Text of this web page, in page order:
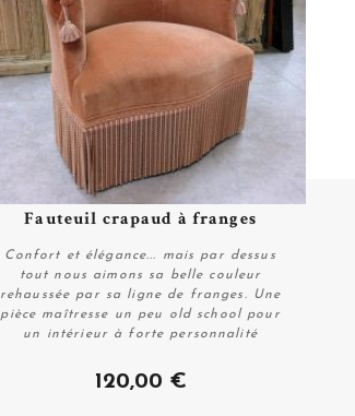
Plus de détails
Fauteuil crapaud à franges
Confort et élégance... mais par dessus
tout nous aimons sa belle couleur
rehaussée par sa ligne de franges. Une
pièce maîtresse un peu old school pour
un intérieur à forte personnalité
120,00 €